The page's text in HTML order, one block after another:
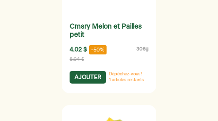
Cmsry Melon et Pailles
petit
4.02 $ -50% 306g
8.04 $
AJOUTER
Dépêchez-vous!
1 articles restants